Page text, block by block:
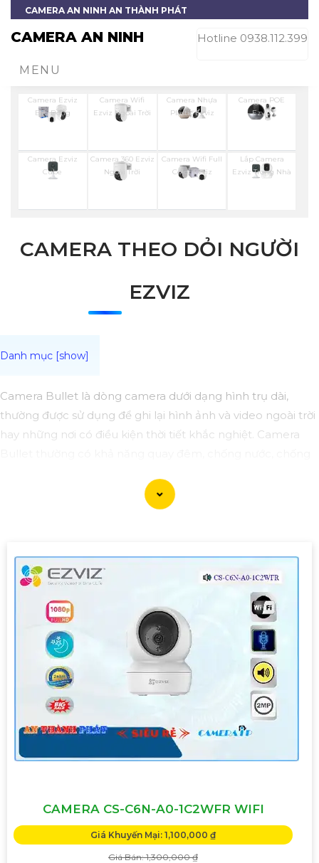
CAMERA AN NINH AN THÀNH PHÁT
CAMERA AN NINH Hotline 0938.112.399
MENU
Camera Ezviz
Báo Động
Camera Wifi
Ezviz Ngoài Trời
Camera Nhựa
Plastic Ezviz
Camera POE
Ezviz
Camera Ezviz
Cube
Camera 360 Ezviz
Ngoài Trời
Camera Wifi Full
Color Ezviz
Lắp Camera
Ezviz Trong Nhà
CAMERA THEO DỎI NGƯỜI
EZVIZ
Camera Bullet là dòng camera dưới dạng hình trụ dài,
thường được sử dụng để ghi lại hình ảnh và video ngoài trời
hay những nơi có điều kiện thời tiết khắc nghiệt. Camera
hiệu quả để bảo vệ an ninh cho gia đình và doanh nghiệp.
CAMERA CS-C6N-A0-1C2WFR WIFI
Giá Khuyến Mại: 1,100,000 ₫
Giá Bán: 1,300,000 ₫